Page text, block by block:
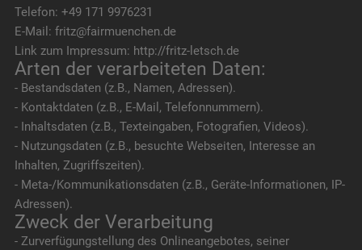
Telefon: +49 171 9976231
E-Mail: fritz@fairmuenchen.de
Link zum Impressum: http://fritz-letsch.de
Arten der verarbeiteten Daten:
- Bestandsdaten (z.B., Namen, Adressen).
- Kontaktdaten (z.B., E-Mail, Telefonnummern).
- Inhaltsdaten (z.B., Texteingaben, Fotografien, Videos).
- Nutzungsdaten (z.B., besuchte Webseiten, Interesse an
Inhalten, Zugriffszeiten).
- Meta-/Kommunikationsdaten (z.B., Geräte-Informationen, IP-
Adressen).
Zweck der Verarbeitung
- Zurverfügungstellung des Onlineangebotes, seiner